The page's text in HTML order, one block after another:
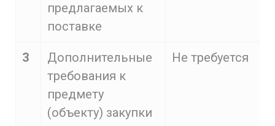
предлагаемых к
поставке
3
Дополнительные
требования к
предмету
(объекту) закупки
Не требуется